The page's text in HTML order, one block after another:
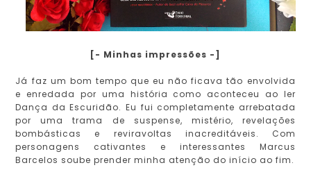
[- Minhas impressões -]
Já faz um bom tempo que eu não ficava tão envolvida
e enredada por uma história como aconteceu ao ler
Dança da Escuridão. Eu fui completamente arrebatada
por uma trama de suspense, mistério, revelações
bombásticas e reviravoltas inacreditáveis. Com
personagens cativantes e interessantes Marcus
Barcelos soube prender minha atenção do início ao fim.